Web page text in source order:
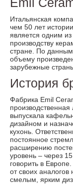
Итальянская
чем 50 лет
является одним
производству
стране. По
объему
зарубежные
История
Фабрика Emil
выпускала
дизайном и
кухонь.
постоянное
расширению
уровень – через
говорить в
от своих
смелым, ярким